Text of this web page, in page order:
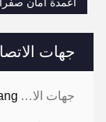
جهات
جهات الاتصال: